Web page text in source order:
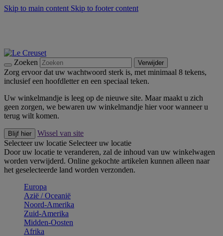
Skip to main content Skip to footer content
Zoeken Verwijder
Zorg ervoor dat uw wachtwoord sterk is, met minimaal 8 tekens,
inclusief een hoofdletter en een speciaal teken.
Uw winkelmandje is leeg op de nieuwe site. Maar maakt u zich
geen zorgen, we bewaren uw winkelmandje hier voor wanneer u
terug wilt komen.
Blijf hier
Wissel van site
Selecteer uw locatie Selecteer uw locatie
Door uw locatie te veranderen, zal de inhoud van uw winkelwagen
worden verwijderd. Online gekochte artikelen kunnen alleen naar
het geselecteerde land worden verzonden.
Europa
Aziё / Oceaniё
Noord-Amerika
Zuid-Amerika
Midden-Oosten
Afrika